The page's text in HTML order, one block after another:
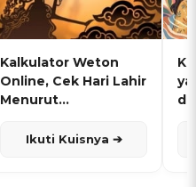
Kalkulator Weton
Online, Cek Hari Lahir
Menurut
Ikuti Kuisnya ➔